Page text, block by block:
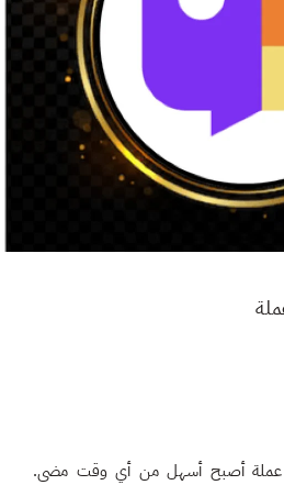
شحن عملات جاكو 1200 عملة أصبح أسهل من أي وقت مضى.